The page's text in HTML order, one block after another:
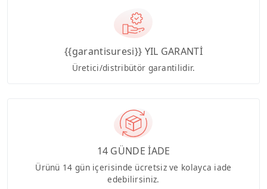
{{garantisuresi}} YIL GARANTİ
Üretici/distribütör garantilidir.
14 GÜNDE İADE
Ürünü 14 gün içerisinde ücretsiz ve kolayca iade
edebilirsiniz.